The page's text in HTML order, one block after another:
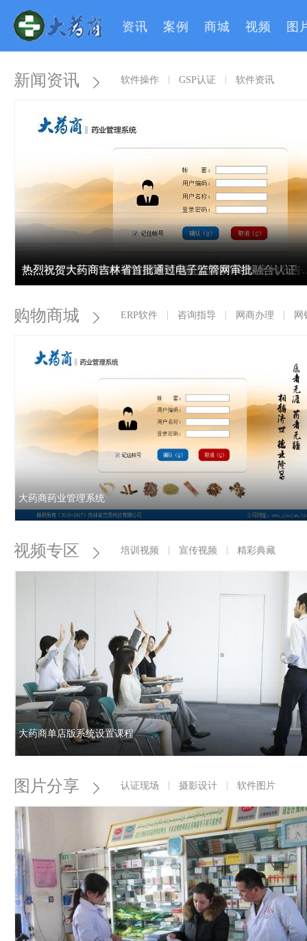
资讯 案例 商城 视频 图
新闻资讯 软件操作 GSP认证 软件资讯
GSP认证利器，大药商软件
大药商祝药业同仁新年快乐！ 关于暂停执行2015
热烈祝贺大药商软件通过国家药品监管网多系统融合认证
热烈祝贺大药商吉林省首批通过电子监管网审批
头条
会。告诉您红线在哪里？隐患在哪里？
报名电话：18946697752 荣宇助理
关于154家企业撤回224个药品注册申请的公告(2015年第287号)
01-08
2015年12月14日，国家食品药品
监督管理总局发布《关于82家企业撤回
131个药品注册申请的公告》（2015年第
264号）后，共收到154家企业提出的撤
购物商城 ERP软件 咨询指导 网商办理 网
大药商药业管理系统
视频专区 培训视频 宣传视频 精彩典藏
大药商单店版系统设置课程
图片分享 认证现场 摄影设计 软件图片